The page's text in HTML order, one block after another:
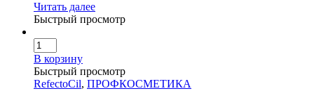
Читать далее
Быстрый просмотр
В корзину
Быстрый просмотр
RefectoCil, ПРОФКОСМЕТИКА